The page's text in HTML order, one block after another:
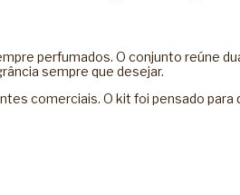
perfumados. O conjunto reúne
sempre que desejar.
comerciais. O kit foi pensado para